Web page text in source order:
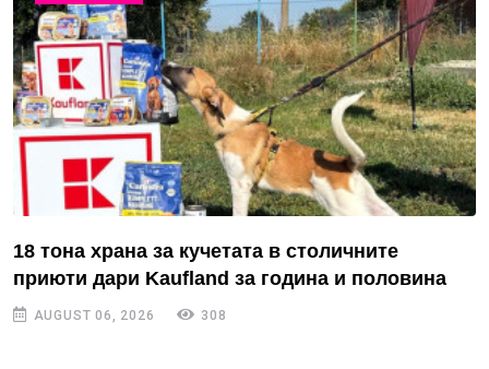
18 тона храна за кучетата в столичните
приюти дари Kaufland за година и половина
AUGUST 06, 2026 308